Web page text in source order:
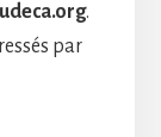
.
par